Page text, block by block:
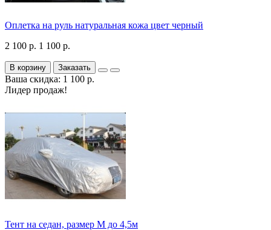
Оплетка на руль натуральная кожа цвет черный
2 100 р. 1 100 р.
В корзину Заказать
Ваша скидка: 1 100 р.
Лидер продаж!
Тент на седан, размер М до 4,5м